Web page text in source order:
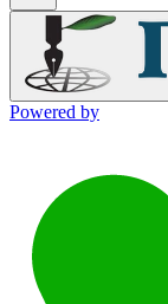
Powered by